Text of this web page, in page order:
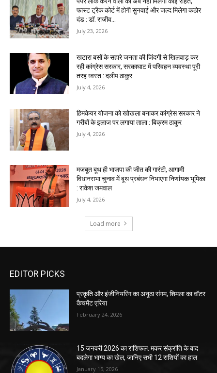
EDITOR PICKS
प्रकृति और इंजीनियरिंग का अनूठा संगम, शिमला का वॉटर
कैचमेंट एरिया
February 24, 2026
15 जनवरी 2026 का राशिफल: मकर संक्रांति के बाद
बदलेगा भाग्य का खेल, जानिए सभी 12 राशियों का हाल
January 15, 2026